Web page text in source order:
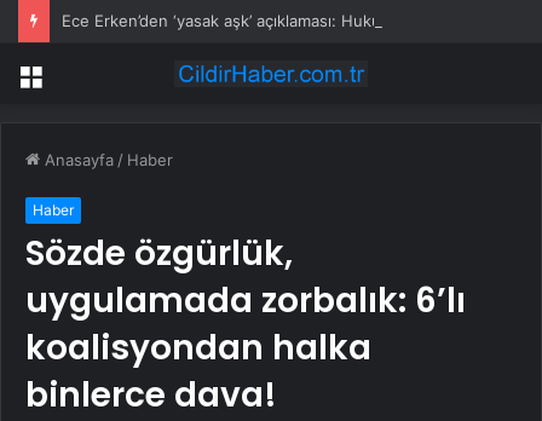
Menü
Anasayfa / Haber
Haber
Sözde özgürlük,
uygulamada zorbalık: 6’lı
koalisyondan halka
binlerce dava!